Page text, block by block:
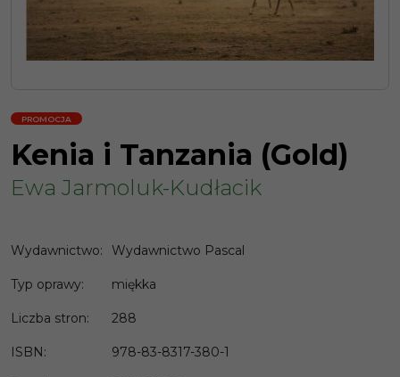
PROMOCJA
Kenia i Tanzania (Gold)
Ewa Jarmoluk-Kudłacik
Wydawnictwo: Wydawnictwo Pascal
Typ oprawy: miękka
Liczba stron: 288
ISBN: 978-83-8317-380-1